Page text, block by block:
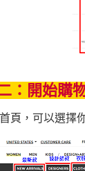
：開始購
頁，可以選擇